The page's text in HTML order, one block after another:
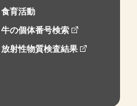
食育活動
牛の個体番号検索
放射性物質検査結果